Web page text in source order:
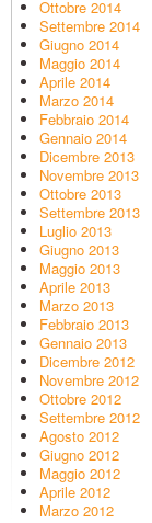
Ottobre 2014
Settembre 2014
Giugno 2014
Maggio 2014
Aprile 2014
Marzo 2014
Febbraio 2014
Gennaio 2014
Dicembre 2013
Novembre 2013
Ottobre 2013
Settembre 2013
Luglio 2013
Giugno 2013
Maggio 2013
Aprile 2013
Marzo 2013
Febbraio 2013
Gennaio 2013
Dicembre 2012
Novembre 2012
Ottobre 2012
Settembre 2012
Agosto 2012
Giugno 2012
Maggio 2012
Aprile 2012
Marzo 2012